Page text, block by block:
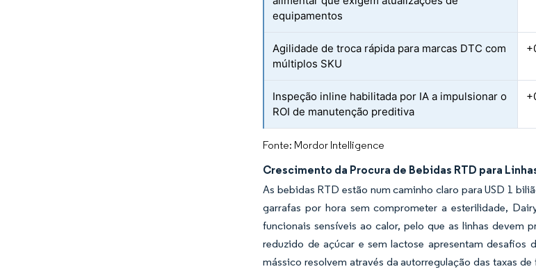
equipamentos
Agilidade de troca rápida para marcas DTC com
múltiplos SKU
Inspeção inline habilitada por IA a impulsionar o
ROI de manutenção preditiva
Fonte: Mordor Intelligence
Crescimento da Procura de Bebidas RTD para
As bebidas RTD estão num caminho claro para USD 1
garrafas por hora sem comprometer a esterilidade,
funcionais sensíveis ao calor, pelo que as linhas devem
reduzido de açúcar e sem lactose apresentam
mássico resolvem através da autorregulação das taxas